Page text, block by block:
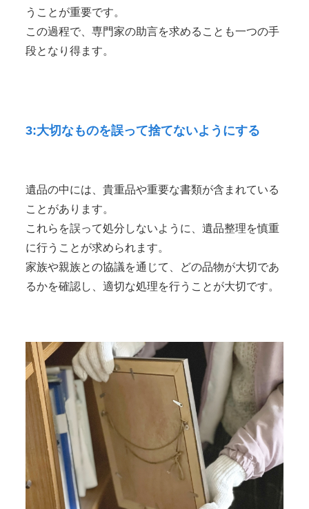
うことが重要です。
この過程で、専門家の助言を求めることも一つの手
段となり得ます。
3:大切なものを誤って捨てないようにする
遺品の中には、貴重品や重要な書類が含まれている
ことがあります。
これらを誤って処分しないように、遺品整理を慎重
に行うことが求められます。
家族や親族との協議を通じて、どの品物が大切であ
るかを確認し、適切な処理を行うことが大切です。